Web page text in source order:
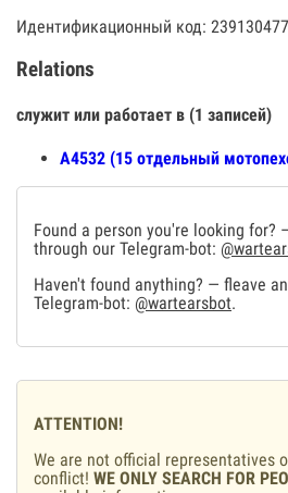
Идентификационный код:
Relations
служит или работает в (1 записей)
А4532 (15 отдельный
Found a person you're looking for?
through our Telegram-bot:
Haven't found anything? — fleave
Telegram-bot: @wartearsbot.
ATTENTION!
We are not official representatives
conflict! WE ONLY SEARCH FOR